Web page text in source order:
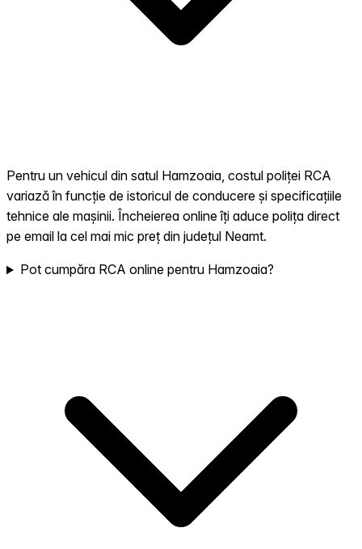
Pentru un vehicul din satul Hamzoaia, costul poliței RCA
variază în funcție de istoricul de conducere și specificațiile
tehnice ale mașinii. Încheierea online îți aduce polița direct
pe email la cel mai mic preț din județul Neamt.
Pot cumpăra RCA online pentru Hamzoaia?